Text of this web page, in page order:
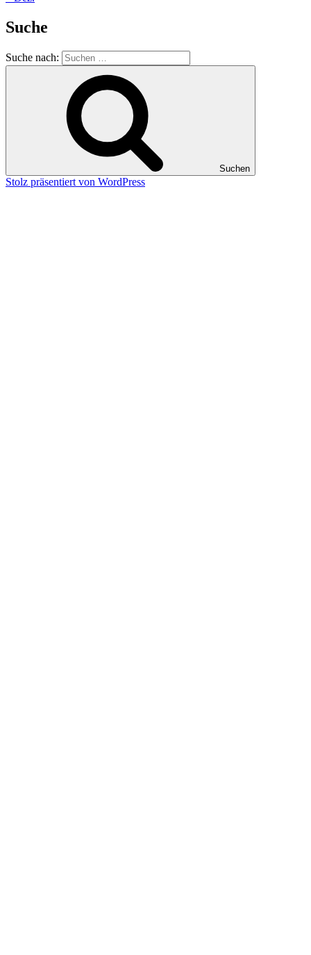
Suche
Suche nach:
Suchen
Stolz präsentiert von WordPress